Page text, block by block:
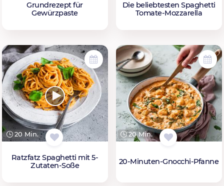
Grundrezept für
Gewürzpaste
Die beliebtesten Spaghetti
Tomate-Mozzarella
20 Min.
Ratzfatz Spaghetti mit 5-
Zutaten-Soße
20 Min.
20-Minuten-Gnocchi-Pfanne